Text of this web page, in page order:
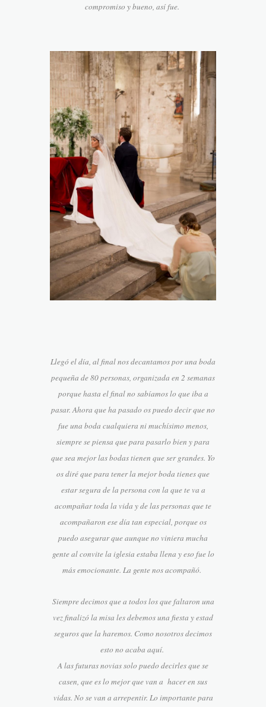
compromiso y bueno, así fue.
Llegó el día, al final nos decantamos por una boda
pequeña de 80 personas, organizada en 2 semanas
porque hasta el final no sabíamos lo que iba a
pasar. Ahora que ha pasado os puedo decir que no
fue una boda cualquiera ni muchísimo menos,
siempre se piensa que para pasarlo bien y para
que sea mejor las bodas tienen que ser grandes. Yo
os diré que para tener la mejor boda tienes que
estar segura de la persona con la que te va a
acompañar toda la vida y de las personas que te
acompañaron ese día tan especial, porque os
puedo asegurar que aunque no viniera mucha
gente al convite la iglesia estaba llena y eso fue lo
más emocionante. La gente nos acompañó.
Siempre decimos que a todos los que faltaron una
vez finalizó la misa les debemos una fiesta y estad
seguros que la haremos. Como nosotros decimos
esto no acaba aquí.
A las futuras novias solo puedo decirles que se
casen, que es lo mejor que van a hacer en sus
vidas. No se van a arrepentir. Lo importante para